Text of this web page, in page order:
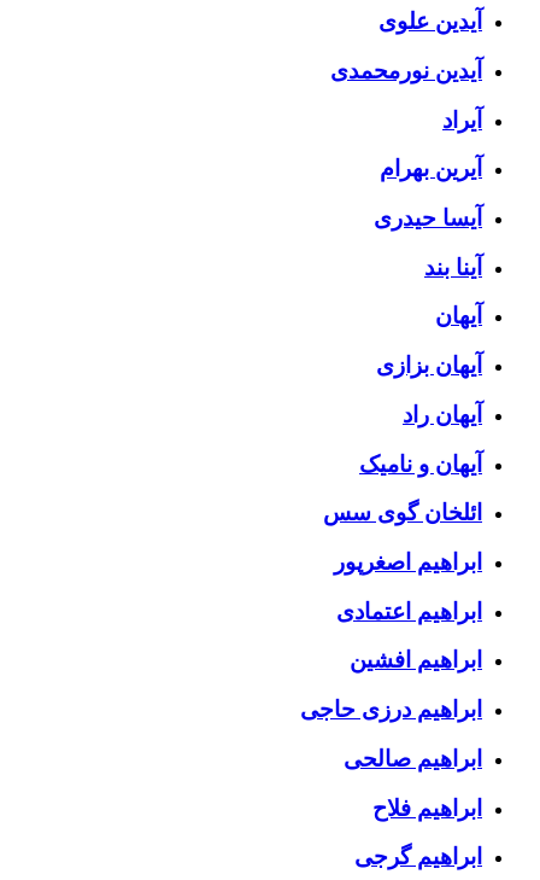
آیدین علوی
آیدین نورمحمدی
آیراد
آیرین بهرام
آیسا حیدری
آینا بند
آیهان
آیهان بزازی
آیهان راد
آیهان و نامیک
ائلخان گوی سس
ابراهیم اصغرپور
ابراهیم اعتمادی
ابراهیم افشین
ابراهیم درزی حاجی
ابراهیم صالحی
ابراهیم فلاح
ابراهیم گرجی